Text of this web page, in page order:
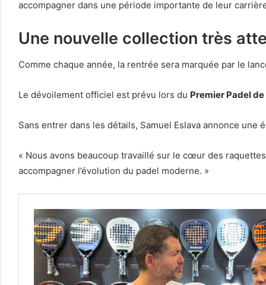
accompagner dans une période importante de leur
Une nouvelle collection très
Comme chaque année, la rentrée sera marquée par le
Le dévoilement officiel est prévu lors du Premier Padel
Sans entrer dans les détails, Samuel Eslava annonce une
« Nous avons beaucoup travaillé sur le cœur des
accompagner l’évolution du padel moderne. »